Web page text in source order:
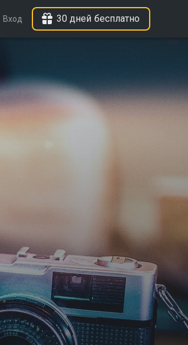
Вход 30 дней бесплатно